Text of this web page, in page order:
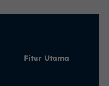
Fitur Utama